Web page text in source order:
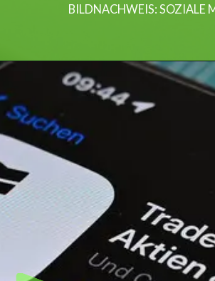
BILDNACHWEIS: SOZIALE